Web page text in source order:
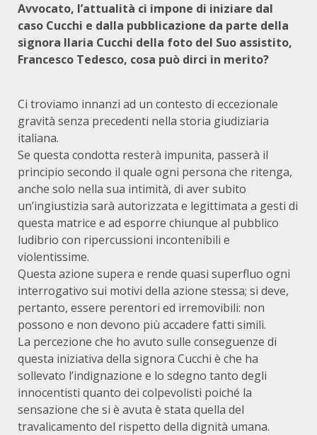
Avvocato, l’attualità ci impone di iniziare dal
caso Cucchi e dalla pubblicazione da parte della
signora Ilaria Cucchi della foto del Suo assistito,
Francesco Tedesco, cosa può dirci in merito?
Ci troviamo innanzi ad un contesto di eccezionale
gravità senza precedenti nella storia giudiziaria
italiana.
Se questa condotta resterà impunita, passerà il
principio secondo il quale ogni persona che ritenga,
anche solo nella sua intimità, di aver subito
un’ingiustizia sarà autorizzata e legittimata a gesti di
questa matrice e ad esporre chiunque al pubblico
ludibrio con ripercussioni incontenibili e
violentissime.
Questa azione supera e rende quasi superfluo ogni
interrogativo sui motivi della azione stessa; si deve,
pertanto, essere perentori ed irremovibili: non
possono e non devono più accadere fatti simili.
La percezione che ho avuto sulle conseguenze di
questa iniziativa della signora Cucchi è che ha
sollevato l’indignazione e lo sdegno tanto degli
innocentisti quanto dei colpevolisti poiché la
sensazione che si è avuta è stata quella del
travalicamento del rispetto della dignità umana.